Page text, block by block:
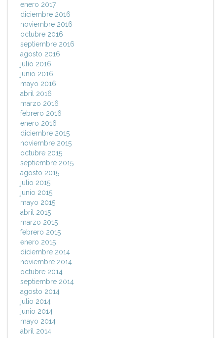
enero 2017
diciembre 2016
noviembre 2016
octubre 2016
septiembre 2016
agosto 2016
julio 2016
junio 2016
mayo 2016
abril 2016
marzo 2016
febrero 2016
enero 2016
diciembre 2015
noviembre 2015
octubre 2015
septiembre 2015
agosto 2015
julio 2015
junio 2015
mayo 2015
abril 2015
marzo 2015
febrero 2015
enero 2015
diciembre 2014
noviembre 2014
octubre 2014
septiembre 2014
agosto 2014
julio 2014
junio 2014
mayo 2014
abril 2014